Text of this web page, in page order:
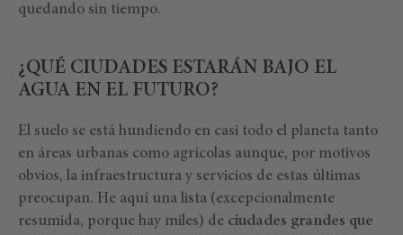
quedando sin tiempo.
¿QUÉ CIUDADES ESTARÁN BAJO EL
AGUA EN EL FUTURO?
El suelo se está hundiendo en casi todo el planeta tanto
en áreas urbanas como agrícolas aunque, por motivos
obvios, la infraestructura y servicios de estas últimas
preocupan. He aquí una lista (excepcionalmente
resumida, porque hay miles) de ciudades grandes que